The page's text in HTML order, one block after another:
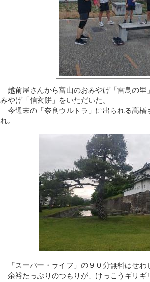
越前屋さんから富山のおみやげ「雷鳥の里
みやげ「信玄餅」をいただいた。
今週末の「奈良ウルトラ」に出られる高橋
れ。
「スーパー・ライフ」の９０分無料はせわ
余裕たっぷりのつもりが、けっこうギリギ